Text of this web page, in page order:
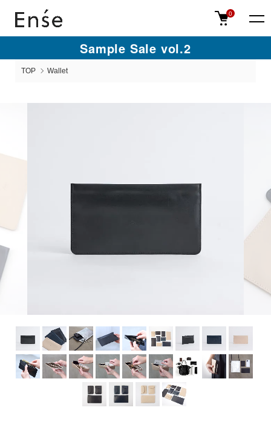
Sample Sale vol.2
0
TOP Wallet